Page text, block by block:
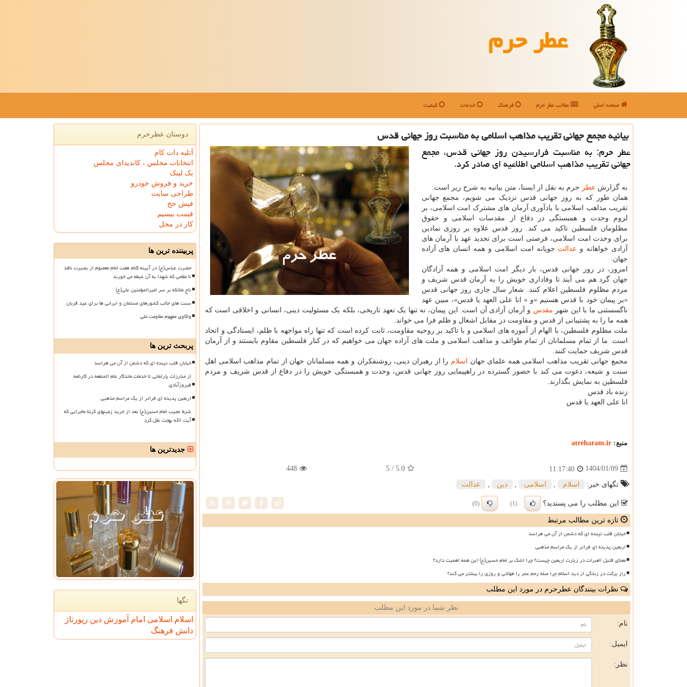
عطر حرم
صفحه اصلی مطالب عطر حرم فرهنگ خدمات کیفیت
بیانیه مجمع جهانی تقریب مذاهب اسلامی به مناسبت روز جهانی قدس
عطر حرم: به مناسبت فرارسیدن روز جهانی قدس، مجمع
جهانی تقریب مذاهب اسلامی اطلاعیه ای صادر کرد.
به گزارش عطر حرم به نقل از ایسنا، متن بیانیه به شرح زیر است:
همان طور که به روز جهانی قدس نزدیک می شویم، مجمع جهانی
تقریب مذاهب اسلامی با یادآوری آرمان های مشترک امت اسلامی، بر
لزوم وحدت و همبستگی در دفاع از مقدسات اسلامی و حقوق
مظلومان فلسطین تاکید می کند. روز قدس علاوه بر روزی نمادین
برای وحدت امت اسلامی، فرصتی است برای تجدید عهد با آرمان های
آزادی خواهانه و عدالت جویانه امت اسلامی و همه انسان های آزاده
جهان.
امروز، در روز جهانی قدس، بار دیگر امت اسلامی و همه آزادگان
جهان گرد هم می آیند تا وفاداری خویش را به آرمان قدس شریف و
مردم مظلوم فلسطین اعلام کنند. شعار سال جاری روز جهانی قدس
«بر پیمان خود با قدس هستیم »و « انا علی العهد یا قدس»، مبین عهد
ناگسستنی ما با این شهر مقدس و آرمان آزادی آن است. این پیمان، نه تنها یک تعهد تاریخی، بلکه یک مسئولیت دینی، انسانی و اخلاقی است که
همه ما را به پشتیبانی از قدس و مقاومت در مقابل اشغال و ظلم فرا می خواند.
ملت مظلوم فلسطین، با الهام از آموزه های اسلامی و با تاکید بر روحیه مقاومت، ثابت کرده است که تنها راه مواجهه با ظلم، ایستادگی و اتحاد
است. ما از تمام مسلمانان از تمام طوائف و مذاهب اسلامی و ملت های آزاده جهان می خواهیم که در کنار فلسطین مقاوم بایستند و از آرمان
قدس شریف حمایت کنند.
مجمع جهانی تقریب مذاهب اسلامی همه علمای جهان
اسلام را از رهبران دینی، روشنفکران و همه مسلمانان جهان از تمام مذاهب اسلامی اهل
سنت و شیعه، دعوت می کند با حضور گسترده در راهپیمایی روز جهانی قدس، وحدت و همبستگی خویش را در دفاع از قدس شریف و مردم
فلسطین به نمایش بگذارند.
زنده باد قدس
انا علی العهد یا قدس
منبع: atreharam.ir
1404/01/09
11:17:40
5.0
/ 5
448
تگهای خبر: اسلام اسلامی دین عدالت
این مطلب را می پسندید؟ (1)
(0)
تازه ترین مطالب مرتبط
خیابان قلب تپنده ای که دشمن از آن می هراسد
اربعین پدیده ای فراتر از یک مراسم مذهبی
معنای قتیل العبرات در زیارت اربعین چیست؟ چرا اشک بر امام حسین(ع) این همه اهمیت دارد؟
راز برکت در زندگی از دید اسلام چرا صله رحم عمر را طولانی و روزی را بیشتر می کند؟
نظرات بینندگان عطرحرم در مورد این مطلب
نظر شما در مورد این مطلب
نام:
ایمیل:
نظر:
دوستان عطرحرم
آتلیه دات کام
انتخابات مجلس ، کاندیدای مجلس
بک لینک
خرید و فروش خودرو
طراحی سایت
فیش حج
قیمت بیسیم
کار در محل
پربیننده ترین ها
حضرت عباس(ع) در آیینه کلام هفت امام معصوم از بصیرت نافذ
تا مقامی که شهدا به آن غبطه می خورند
تاج ملائکه بر سر امیرالمؤمنین علی(ع)
سنت های جالب کشورهای مسلمان و ایرانی ها برای عید قربان
واکاوی مفهوم مقاومت ملی
پربحث ترین ها
خیابان قلب تپنده ای که دشمن از آن می هراسد
از مبارزات پارلمانی تا خدمات ماندگار عام المنفعه در کارنامه
فیروزآبادی
اربعین پدیده ای فراتر از یک مراسم مذهبی
شرط عجیب امام حسین(ع) بعد از خرید زمینهای کربلا ماجرایی که
آیت الله بهجت نقل کرد
جدیدترین ها
تگها
اسلام اسلامی امام آموزش دین رپورتاژ
دانش فرهنگ